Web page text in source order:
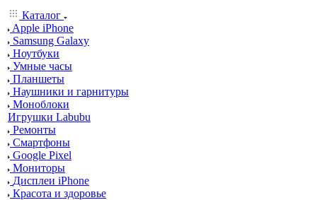
Каталог
Apple iPhone
Samsung Galaxy
Ноутбуки
Умные часы
Планшеты
Наушники и гарнитуры
Моноблоки
Игрушки Labubu
Ремонты
Смартфоны
Google Pixel
Мониторы
Дисплеи iPhone
Красота и здоровье